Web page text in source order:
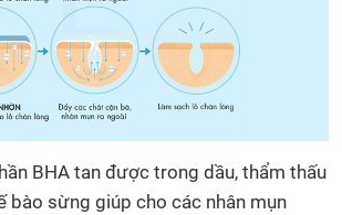
BHA tan được trong dầu, thẩm thấu
bào sừng giúp cho các nhân mụn